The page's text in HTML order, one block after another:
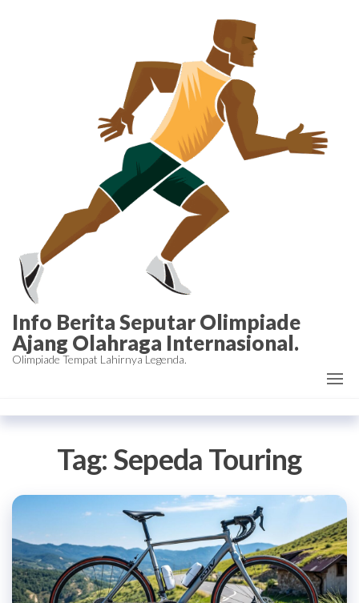
Info Berita Seputar Olimpiade
Ajang Olahraga Internasional.
Olimpiade Tempat Lahirnya Legenda.
Tag: Sepeda Touring